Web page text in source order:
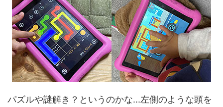
パズルや謎解き？というのかな...左側のような頭を